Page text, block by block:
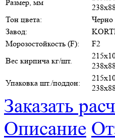
Размер, мм
Тон цвета:
Черно
Завод:
Морозостойкость (F):
F2
Вес кирпича кг/шт.
Упаковка шт./поддон:
Заказать
Описание